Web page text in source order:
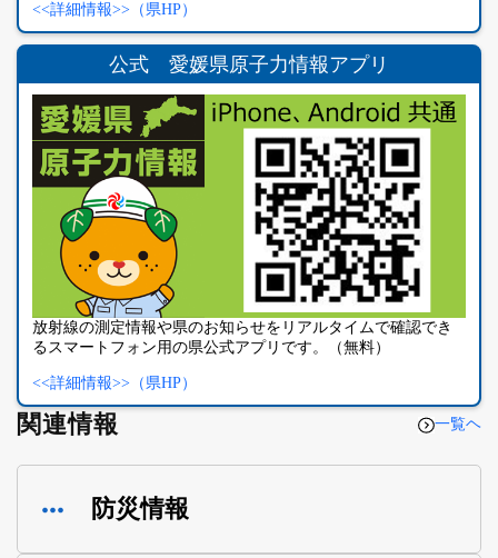
<<詳細情報>>（県HP）
公式 愛媛県原子力情報アプリ
放射線の測定情報や県のお知らせをリアルタイムで確認でき
るスマートフォン用の県公式アプリです。（無料）
<<詳細情報>>（県HP）
関連情報 一覧ヘ
防災情報